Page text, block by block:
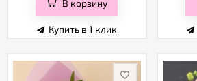
В корзину
Купить в 1 клик